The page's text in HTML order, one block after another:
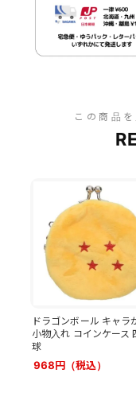
この商品
ドラゴンボール キャラ
小物入れ コインケース
球
968円（税込）